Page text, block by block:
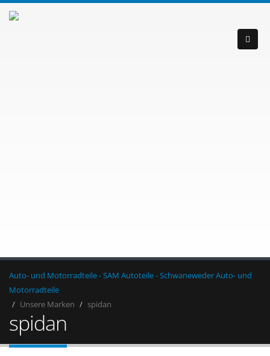
Auto- und Motorradteile - SAM Autoteile - Schwaneweder Auto- und
Motorradteile
Unsere Marken
spidan
spidan